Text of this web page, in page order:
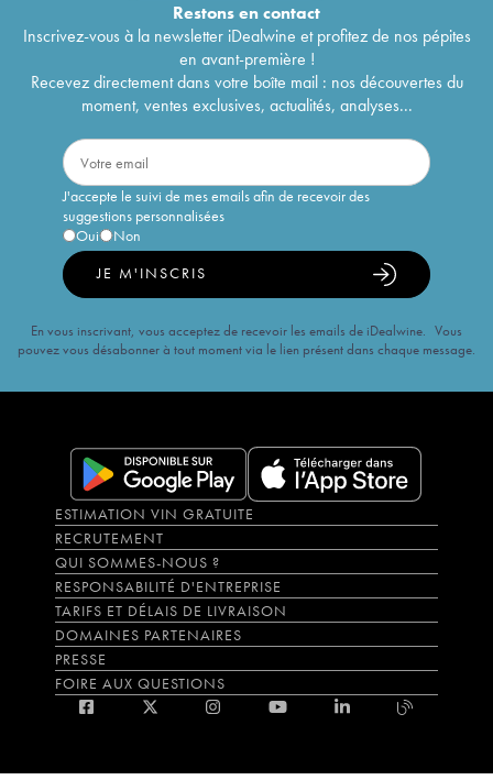
Restons encontact
Inscrivez-vous à la newsletter iDealwine et profitez de nos pépites
en avant-première !
Recevez directement dans votre boîte mail : nos découvertes du
moment, ventes exclusives, actualités, analyses...
J'accepte le suivi de mes emails afin de recevoir des
suggestions personnalisées
Oui
Non
JE M'INSCRIS
En vous inscrivant, vous acceptez de recevoir les emails de iDealwine. Vous
pouvez vous désabonner à tout moment via le lien présent dans chaque message.
ESTIMATION VIN GRATUITE
RECRUTEMENT
QUI SOMMES-NOUS ?
RESPONSABILITÉ D'ENTREPRISE
TARIFS ET DÉLAIS DE LIVRAISON
DOMAINES PARTENAIRES
PRESSE
FOIRE AUX QUESTIONS